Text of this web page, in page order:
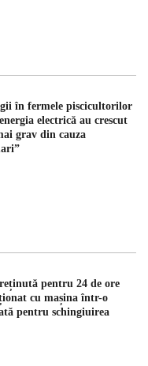
în fermele piscicultorilor
electrică au crescut
grav din cauza
pentru 24 de ore
cu mașina într-o
pentru schingiuirea